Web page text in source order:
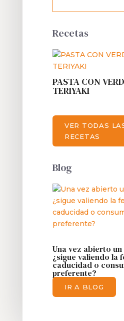
Recetas
PASTA CON
TERIYAKI
VER TODAS
RECETAS
Blog
Una vez abierto un
¿sigue valiendo la
caducidad o
preferente?
IR A BLOG